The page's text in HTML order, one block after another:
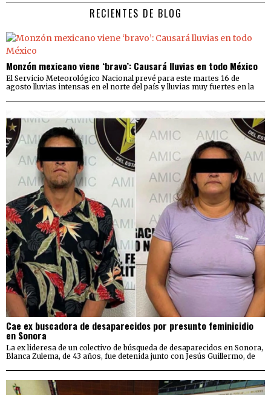
RECIENTES DE BLOG
Monzón mexicano viene ‘bravo’: Causará lluvias en todo México
El Servicio Meteorológico Nacional prevé para este martes 16 de
agosto lluvias intensas en el norte del país y lluvias muy fuertes en la
Cae ex buscadora de desaparecidos por presunto feminicidio
en Sonora
La ex lideresa de un colectivo de búsqueda de desaparecidos en Sonora,
Blanca Zulema, de 43 años, fue detenida junto con Jesús Guillermo, de